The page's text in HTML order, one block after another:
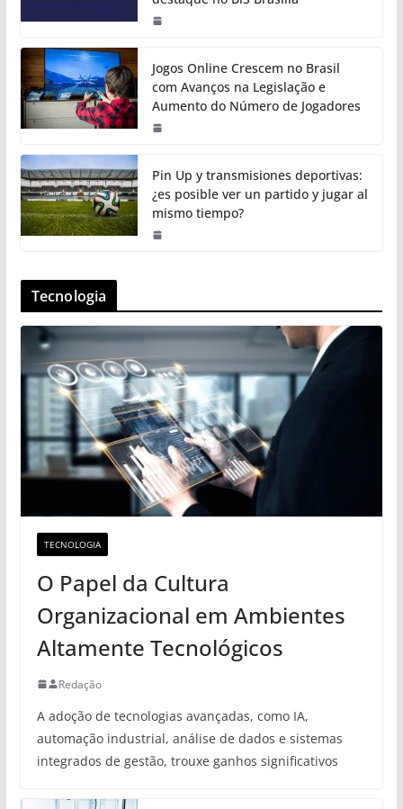
Jogos Online Crescem no Brasil
com Avanços na Legislação e
Aumento do Número de Jogadores
Pin Up y transmisiones deportivas:
¿es posible ver un partido y jugar al
mismo tiempo?
Tecnologia
TECNOLOGIA
O Papel da Cultura
Organizacional em Ambientes
Altamente Tecnológicos
Redação
A adoção de tecnologias avançadas, como IA,
automação industrial, análise de dados e sistemas
integrados de gestão, trouxe ganhos significativos